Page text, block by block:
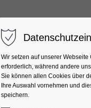
Wir setzen auf unserer
erforderlich, während andere
Sie können allen Cookies über
Ihre Auswahl vornehmen und
speichern.